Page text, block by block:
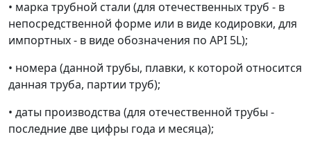
• марка трубной стали (для отечественных труб - в
непосредственной форме или в виде кодировки, для
импортных - в виде обозначения по API 5L);
• номера (данной трубы, плавки, к которой относится
данная труба, партии труб);
• даты производства (для отечественной трубы -
последние две цифры года и месяца);